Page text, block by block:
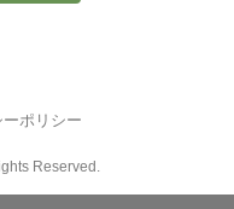
ポリシー
Reserved.